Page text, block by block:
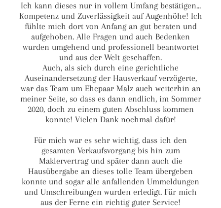
Ich kann dieses nur in vollem Umfang bestätigen...
Kompetenz und Zuverlässigkeit auf Augenhöhe! Ich
fühlte mich dort von Anfang an gut beraten und
aufgehoben. Alle Fragen und auch Bedenken
wurden umgehend und professionell beantwortet
und aus der Welt geschaffen.
Auch, als sich durch eine gerichtliche
Auseinandersetzung der Hausverkauf verzögerte,
war das Team um Ehepaar Malz auch weiterhin an
meiner Seite, so dass es dann endlich, im Sommer
2020, doch zu einem guten Abschluss kommen
konnte! Vielen Dank nochmal dafür!
Für mich war es sehr wichtig, dass ich den
gesamten Verkaufsvorgang bis hin zum
Maklervertrag und später dann auch die
Hausübergabe an dieses tolle Team übergeben
konnte und sogar alle anfallenden Ummeldungen
und Umschreibungen wurden erledigt. Für mich
aus der Ferne ein richtig guter Service!